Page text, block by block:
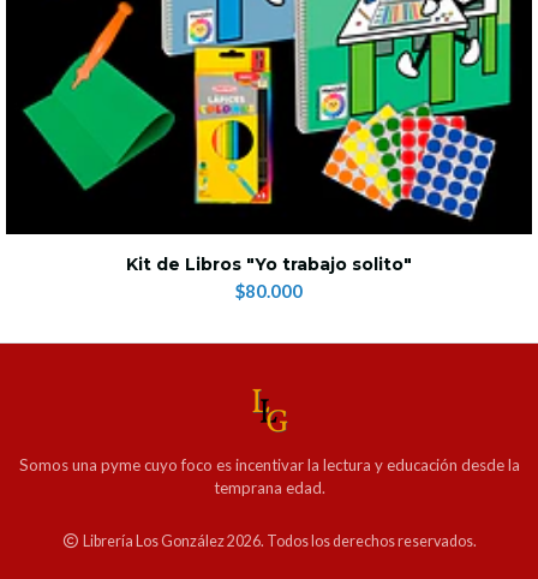
Kit de Libros "Yo trabajo solito"
$80.000
Somos una pyme cuyo foco es incentivar la lectura y educación desde la
temprana edad.
Librería Los González 2026. Todos los derechos reservados.